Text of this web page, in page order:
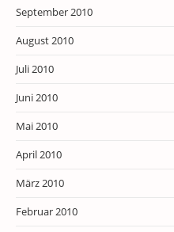
September 2010
August 2010
Juli 2010
Juni 2010
Mai 2010
April 2010
März 2010
Februar 2010